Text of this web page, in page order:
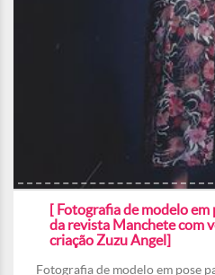
[ Fotografia de modelo em
da revista Manchete com
criação Zuzu Angel]
Fotografia de modelo em pose